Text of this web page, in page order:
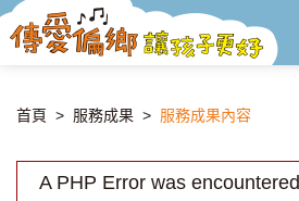
首頁 > 服務成果 > 服務成果內容
A PHP Error was encountered